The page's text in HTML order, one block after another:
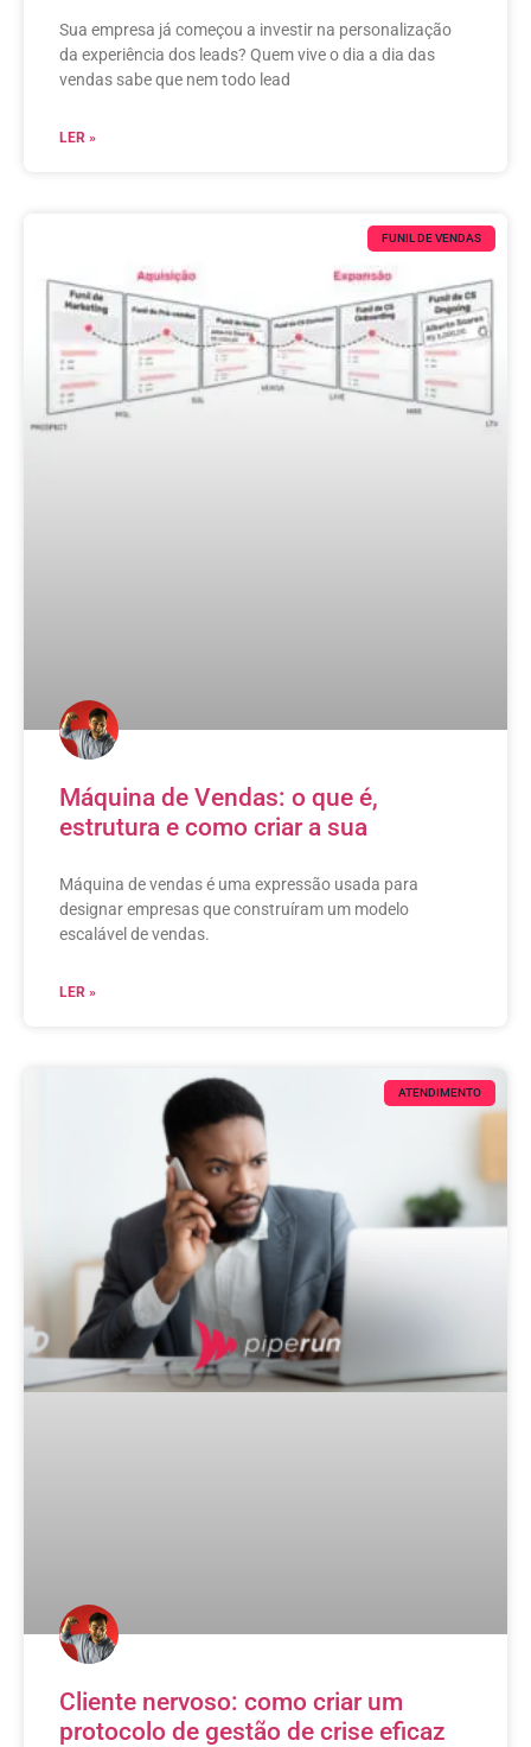
Sua empresa já começou a investir na personalização
da experiência dos leads? Quem vive o dia a dia das
vendas sabe que nem todo lead
LER »
FUNIL DE VENDAS
Máquina de Vendas: o que é,
estrutura e como criar a sua
Máquina de vendas é uma expressão usada para
designar empresas que construíram um modelo
escalável de vendas.
LER »
ATENDIMENTO
Cliente nervoso: como criar um
protocolo de gestão de crise eficaz